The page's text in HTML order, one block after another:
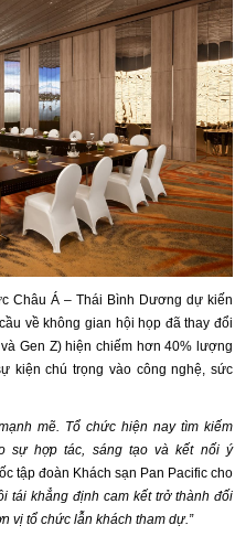
Châu Á – Thái Bình Dương dự kiến
về không gian hội họp đã thay đổi
Gen Z) hiện chiếm hơn 40% lượng
kiện chú trọng vào công nghệ, sức
mẽ. Tổ chức hiện nay tìm kiếm
sự hợp tác, sáng tạo và kết nối ý
tập đoàn Khách sạn Pan Pacific cho
tái khẳng định cam kết trở thành đối
vị tổ chức lẫn khách tham dự.”